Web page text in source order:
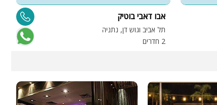
אבו דאבי בוטיק
תל אביב וגוש דן, נתניה
2 חדרים